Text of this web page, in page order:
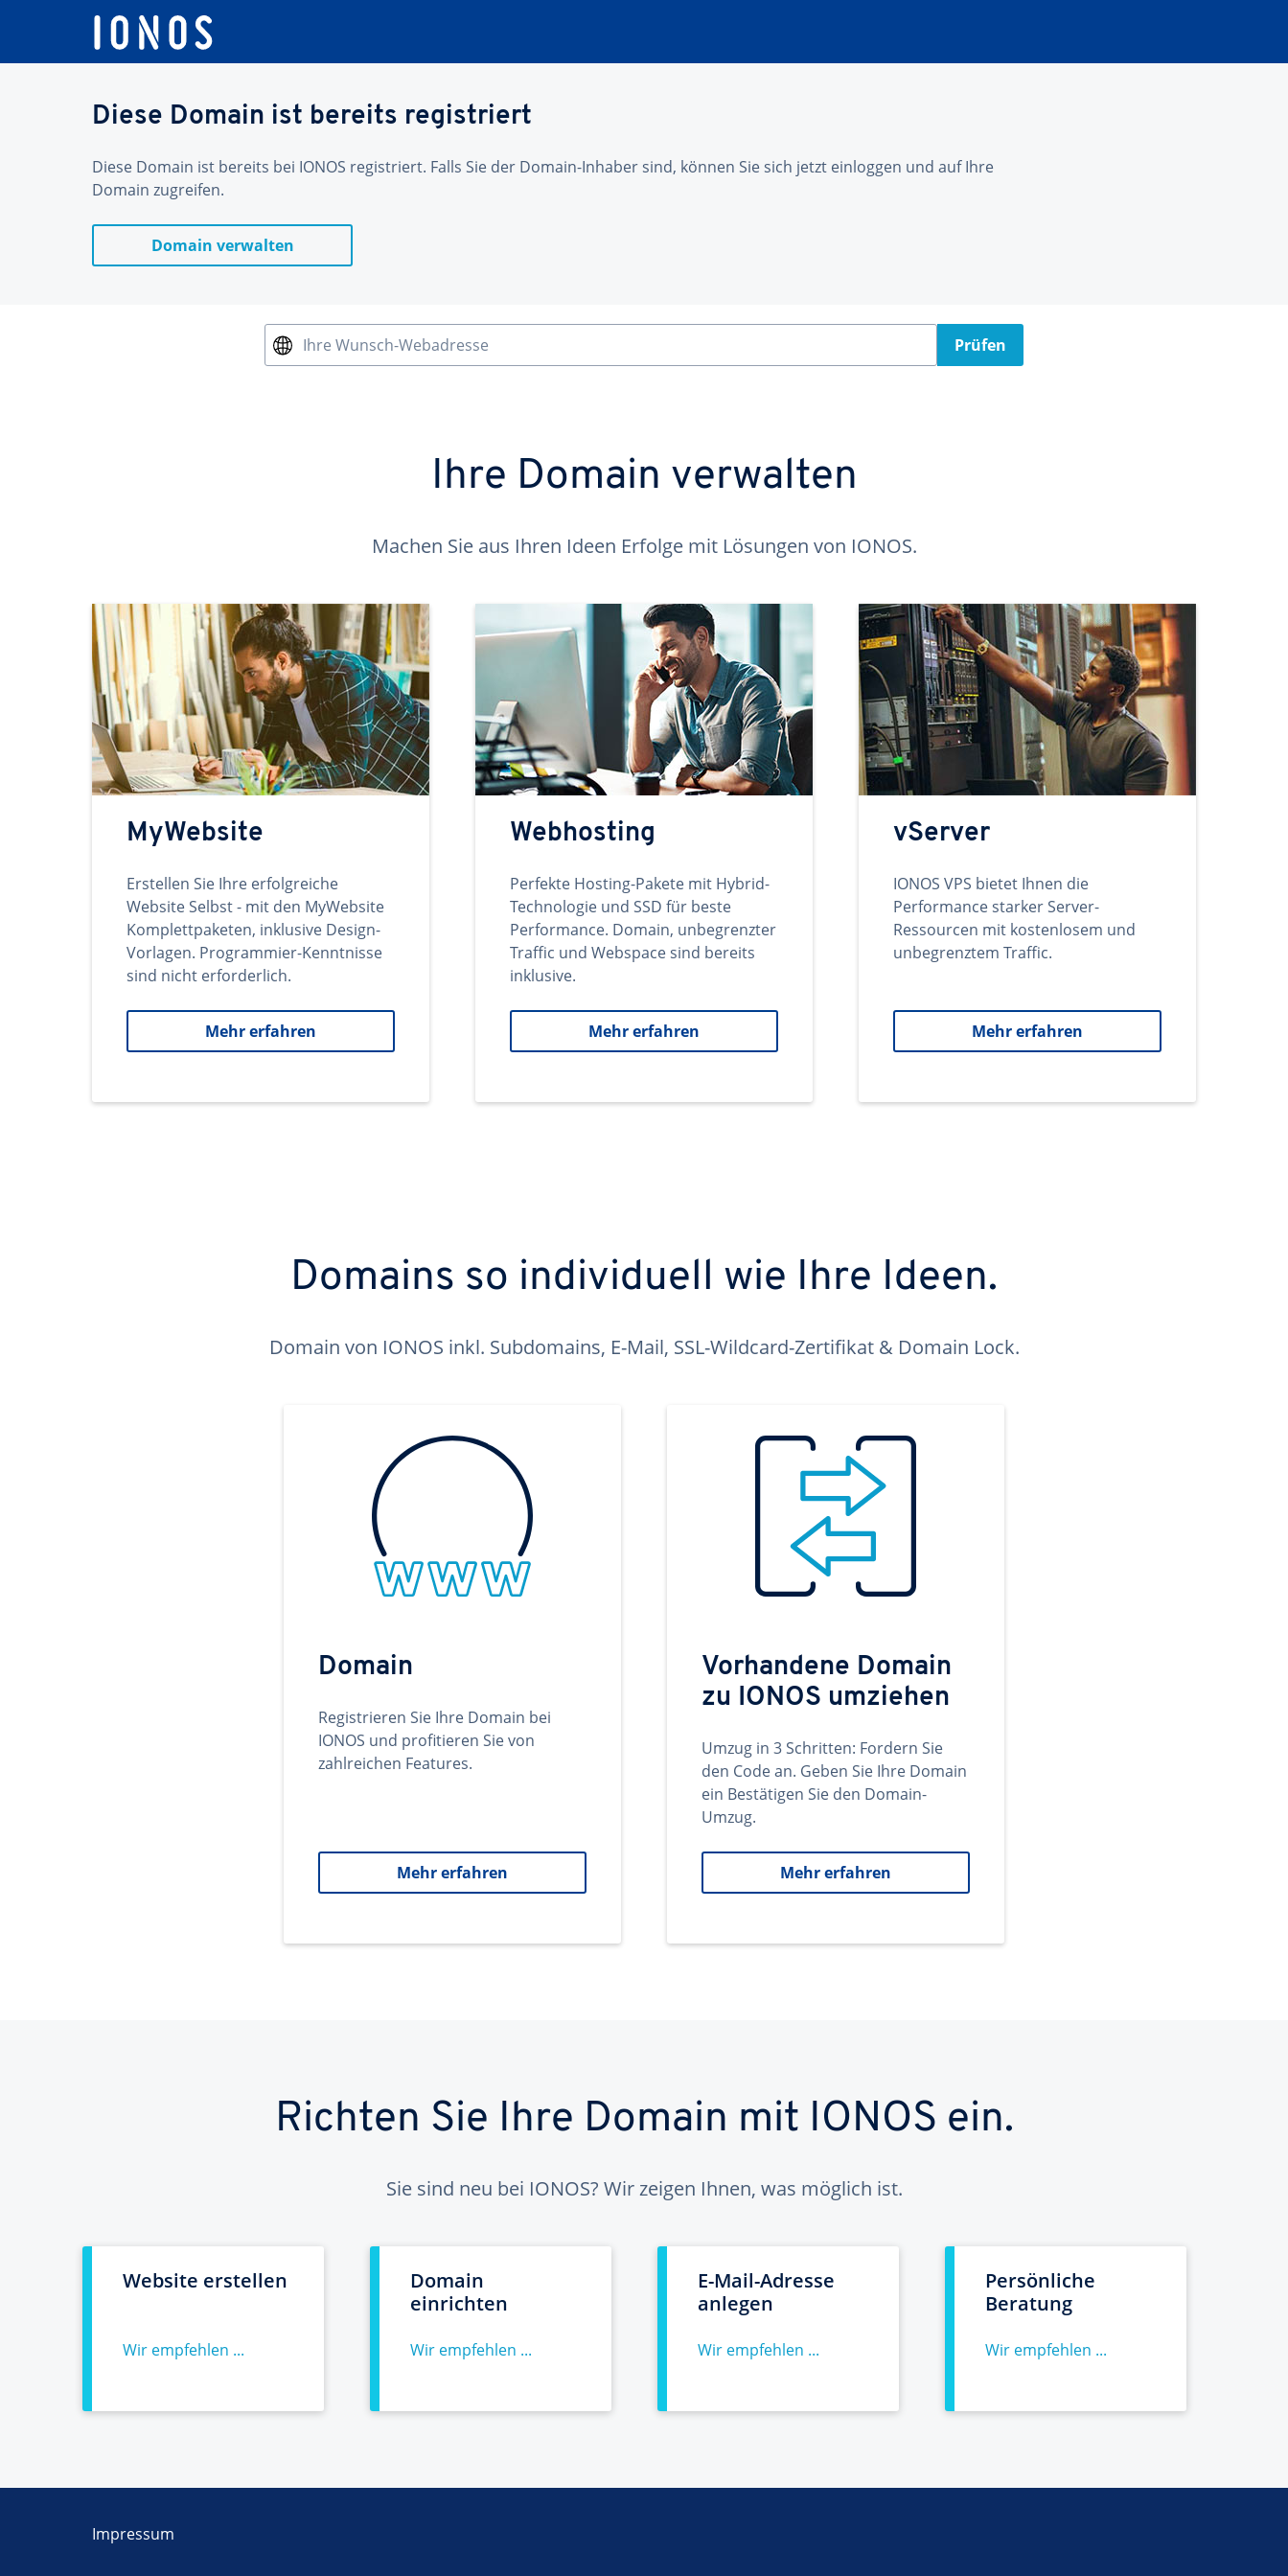
Diese Domain ist bereits registriert
Diese Domain ist bereits bei IONOS registriert. Falls Sie der Domain-Inhaber sind, können Sie sich jetzt einloggen und auf Ihre
Domain zugreifen.
Domain verwalten
Ihre Wunsch-Webadresse Prüfen
Ihre Domain verwalten
Machen Sie aus Ihren Ideen Erfolge mit Lösungen von IONOS.
MyWebsite
Erstellen Sie Ihre erfolgreiche
Website Selbst - mit den MyWebsite
Komplettpaketen, inklusive Design-
Vorlagen. Programmier-Kenntnisse
sind nicht erforderlich.
Mehr erfahren
Webhosting
Perfekte Hosting-Pakete mit Hybrid-
Technologie und SSD für beste
Performance. Domain, unbegrenzter
Traffic und Webspace sind bereits
inklusive.
Mehr erfahren
vServer
IONOS VPS bietet Ihnen die
Performance starker Server-
Ressourcen mit kostenlosem und
unbegrenztem Traffic.
Mehr erfahren
Domains so individuell wie Ihre Ideen.
Domain von IONOS inkl. Subdomains, E-Mail, SSL-Wildcard-Zertifikat & Domain Lock.
Domain
Registrieren Sie Ihre Domain bei
IONOS und profitieren Sie von
zahlreichen Features.
Mehr erfahren
Vorhandene Domain
zu IONOS umziehen
Umzug in 3 Schritten: Fordern Sie
den Code an. Geben Sie Ihre Domain
ein Bestätigen Sie den Domain-
Umzug.
Mehr erfahren
Richten Sie Ihre Domain mit IONOS ein.
Sie sind neu bei IONOS? Wir zeigen Ihnen, was möglich ist.
Website erstellen
Wir empfehlen ...
Domain
einrichten
Wir empfehlen ...
E-Mail-Adresse
anlegen
Wir empfehlen ...
Persönliche
Beratung
Wir empfehlen ...
Impressum